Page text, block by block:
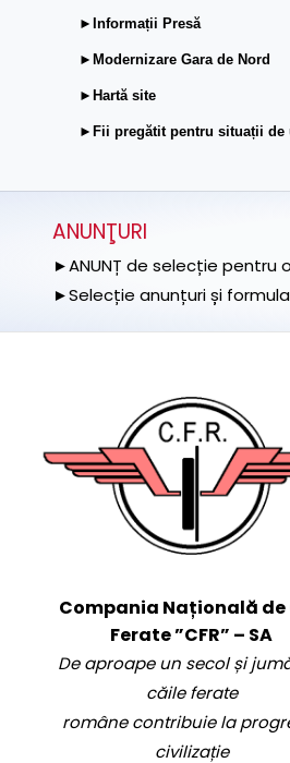
►Informații Presă
►Modernizare Gara de Nord
►Hartă site
►Fii pregătit pentru situații de
ANUNŢURI
►ANUNȚ de selecție pentru
►Selecție anunțuri și
Compania Națională de
Ferate ”CFR” – SA
De aproape un secol și
căile ferate
române contribuie la
civilizație